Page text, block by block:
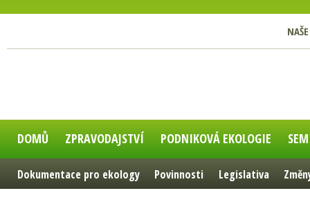
DOMŮ ZPRAVODAJSTVÍ PODNIKOVÁ EKOLOGIE
Dokumentace pro ekology Povinnosti Legislativa